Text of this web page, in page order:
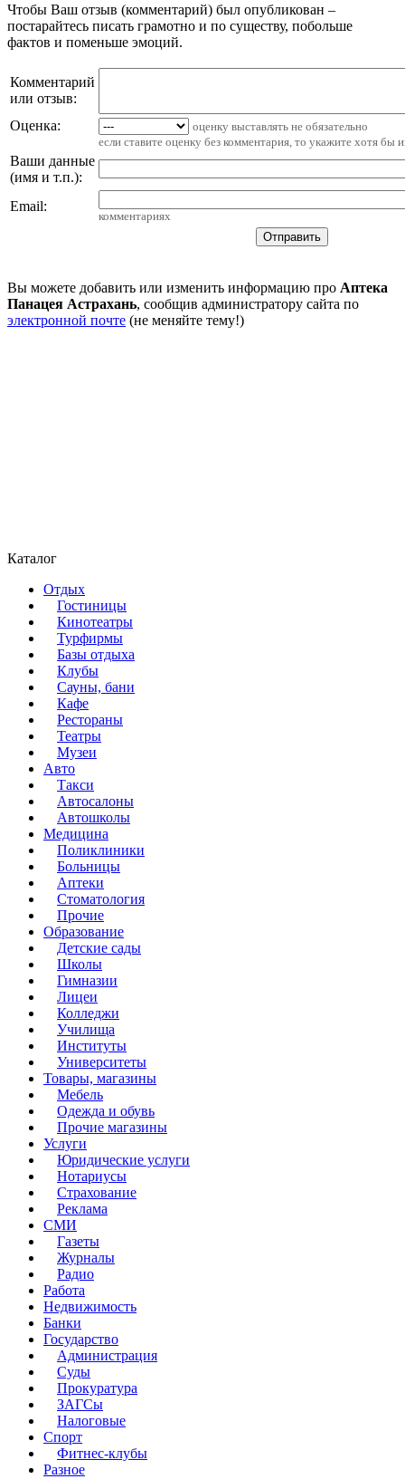
Чтобы Ваш отзыв (комментарий) был опубликован –
постарайтесь писать грамотно и по существу, побольше
фактов и поменьше эмоций.
Комментарий
или отзыв:
Оценка:
оценку выставлять не обязательно
если ставите оценку без комментария, то укажите хотя бы
Ваши данные
(имя и т.п.):
Email:
комментариях
Вы можете добавить или изменить информацию про Аптека
Панацея Астрахань, сообщив администратору сайта по
электронной почте (не меняйте тему!)
Каталог
Отдых
Гостиницы
Кинотеатры
Турфирмы
Базы отдыха
Клубы
Сауны, бани
Кафе
Рестораны
Театры
Музеи
Авто
Такси
Автосалоны
Автошколы
Медицина
Поликлиники
Больницы
Аптеки
Стоматология
Прочие
Образование
Детские сады
Школы
Гимназии
Лицеи
Колледжи
Училища
Институты
Университеты
Товары, магазины
Мебель
Одежда и обувь
Прочие магазины
Услуги
Юридические услуги
Нотариусы
Страхование
Реклама
СМИ
Газеты
Журналы
Радио
Работа
Недвижимость
Банки
Государство
Администрация
Суды
Прокуратура
ЗАГСы
Налоговые
Спорт
Фитнес-клубы
Разное